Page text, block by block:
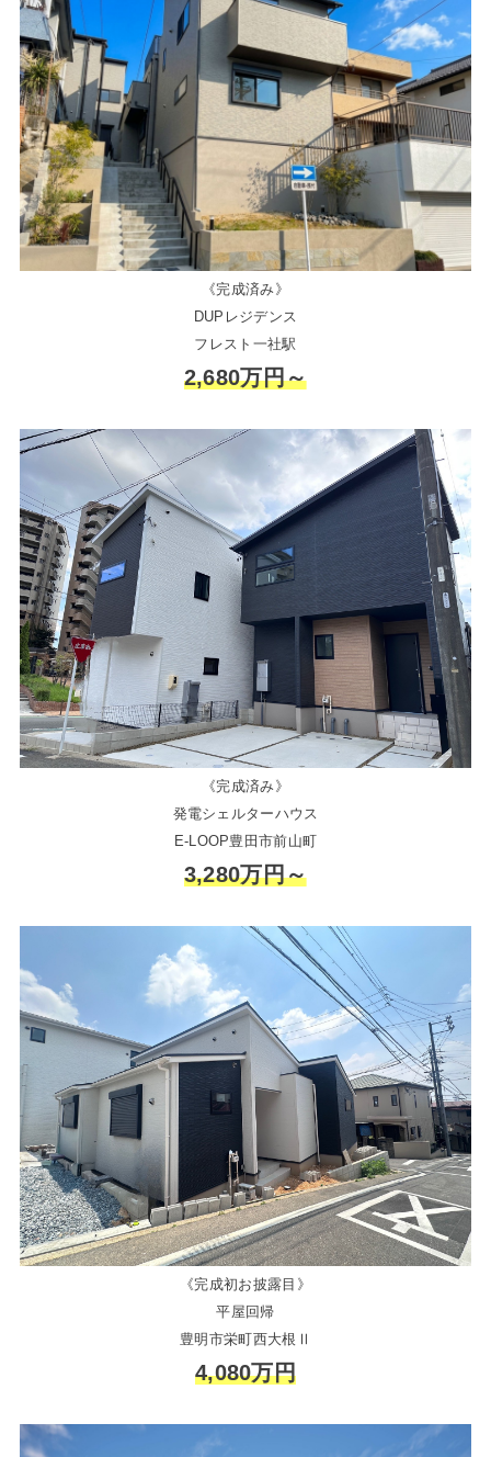
《完成済み》
DUPレジデンス
フレスト一社駅
2,680万円～
《完成済み》
発電シェルターハウス
E-LOOP豊田市前山町
3,280万円～
《完成初お披露目》
平屋回帰
豊明市栄町西大根Ⅱ
4,080万円